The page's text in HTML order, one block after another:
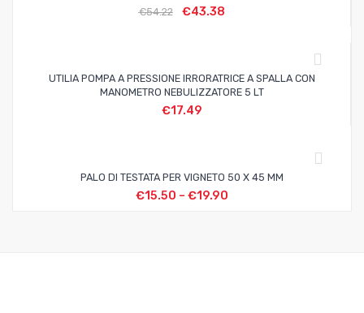
€54.22 €43.38
UTILIA POMPA A PRESSIONE IRRORATRICE A SPALLA CON
MANOMETRO NEBULIZZATORE 5 LT
€17.49
PALO DI TESTATA PER VIGNETO 50 X 45 MM
€15.50 – €19.90